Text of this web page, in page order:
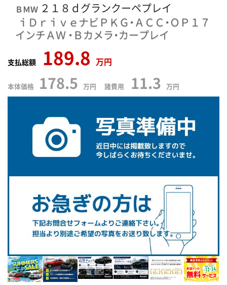
ＢＭＷ ２１８ｄグランクーペプレイ
ｉＤｒｉｖｅナビＰＫＧ・ＡＣＣ・ＯＰ１７
インチＡＷ ・Ｂカメラ・カープレイ
支払総額 189.8 万円
本体価格 178.5 万円 諸費用 11.3 万円